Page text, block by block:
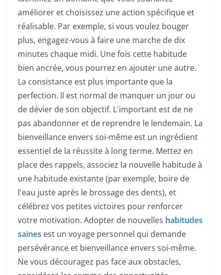
améliorer et choisissez une action spécifique et
réalisable. Par exemple, si vous voulez bouger
plus, engagez-vous à faire une marche de dix
minutes chaque midi. Une fois cette habitude
bien ancrée, vous pourrez en ajouter une autre.
La consistance est plus importante que la
perfection. Il est normal de manquer un jour ou
de dévier de son objectif. L'important est de ne
pas abandonner et de reprendre le lendemain. La
bienveillance envers soi-même est un ingrédient
essentiel de la réussite à long terme. Mettez en
place des rappels, associez la nouvelle habitude à
une habitude existante (par exemple, boire de
l'eau juste après le brossage des dents), et
célébrez vos petites victoires pour renforcer
votre motivation. Adopter de nouvelles habitudes
saines est un voyage personnel qui demande
persévérance et bienveillance envers soi-même.
Ne vous découragez pas face aux obstacles,